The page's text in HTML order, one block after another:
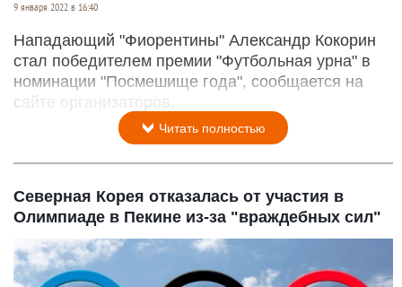
9 января 2022 в 16:40
Нападающий "Фиорентины" Александр Кокорин
стал победителем премии "Футбольная урна" в
номинации "Посмешище года", сообщается на
сайте организаторов.
Читать полностью
Северная Корея отказалась от участия в
Олимпиаде в Пекине из-за "враждебных сил"